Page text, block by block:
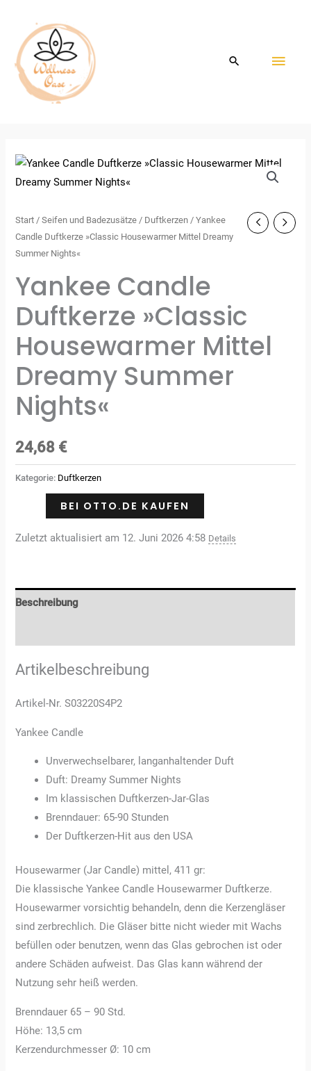
springen
Start /Seifen und Badezusätze / Duftkerzen / Yankee
Candle Duftkerze »Classic Housewarmer Mittel Dreamy
Summer Nights«
Yankee Candle
Duftkerze »Classic
Housewarmer Mittel
Dreamy Summer
Nights«
24,68 €
Kategorie: Duftkerzen
BEI OTTO.DE KAUFEN
Zuletzt aktualisiert am 12. Juni 2026 4:58 Details
Beschreibung
Artikelbeschreibung
Artikel-Nr. S03220S4P2
Yankee Candle
Unverwechselbarer, langanhaltender Duft
Duft: Dreamy Summer Nights
Im klassischen Duftkerzen-Jar-Glas
Brenndauer: 65-90 Stunden
Der Duftkerzen-Hit aus den USA
Housewarmer (Jar Candle) mittel, 411 gr:
Die klassische Yankee Candle Housewarmer Duftkerze.
Housewarmer vorsichtig behandeln, denn die Kerzengläser
sind zerbrechlich. Die Gläser bitte nicht wieder mit Wachs
befüllen oder benutzen, wenn das Glas gebrochen ist oder
andere Schäden aufweist. Das Glas kann während der
Nutzung sehr heiß werden.
Brenndauer 65 – 90 Std.
Höhe: 13,5 cm
Kerzendurchmesser Ø: 10 cm